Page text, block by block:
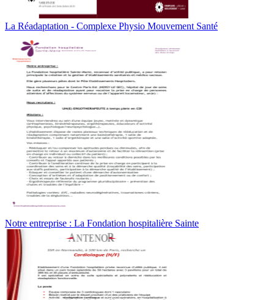
La Réadaptation - Complexe Physio Mouvement Santé
Notre entreprise : La Fondation hospitalière Sainte